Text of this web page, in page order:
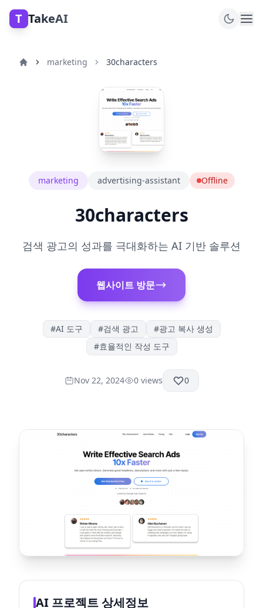
T TakeAI
marketing 30characters
marketing advertising-assistant Offline
30characters
검색 광고의 성과를 극대화하는 AI 기반 솔루션
웹사이트 방문
#AI 도구 #검색 광고 #광고 복사 생성
#효율적인 작성 도구
Nov 22, 2024 0views 0
AI 프로젝트 상세정보